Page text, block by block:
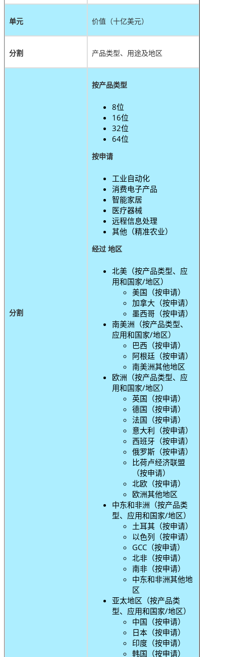
单元 价值（十亿美元）
分割 产品类型、用途及地区
分割
按产品类型
8位
16位
32位
64位
按申请
工业自动化
消费电子产品
智能家居
医疗器械
远程信息处理
其他（精准农业）
经过 地区
北美（按产品类型、应
用和国家/地区）
美国（按申请）
加拿大（按申请）
墨西哥（按申请）
南美洲（按产品类型、
应用和国家/地区）
巴西（按申请）
阿根廷（按申请）
南美洲其他地区
欧洲（按产品类型、应
用和国家/地区）
英国（按申请）
德国（按申请）
法国（按申请）
意大利（按申请）
西班牙（按申请）
俄罗斯（按申请）
比荷卢经济联盟
（按申请）
北欧（按申请）
欧洲其他地区
中东和非洲（按产品类
型、应用和国家/地区）
土耳其（按申请）
以色列（按申请）
GCC（按申请）
北非（按申请）
南非（按申请）
中东和非洲其他地
区
亚太地区（按产品类
型、应用和国家/地区）
中国（按申请）
日本（按申请）
印度（按申请）
韩国（按申请）